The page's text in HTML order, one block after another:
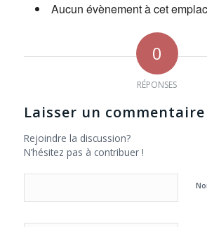
Aucun évènement à cet
0
RÉPONSES
Laisser un commentaire
Rejoindre la discussion?
N’hésitez pas à contribuer !